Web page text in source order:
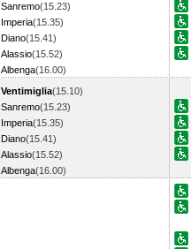
Sanremo(15.23)
Imperia(15.35)
Diano(15.41)
Alassio(15.52)
Albenga(16.00)
Ventimiglia(15.10)
Sanremo(15.23)
Imperia(15.35)
Diano(15.41)
Alassio(15.52)
Albenga(16.00)